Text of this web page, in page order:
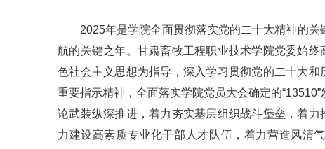
2025年是学院全面贯彻落实党的二十大精神的关
航的关键之年。甘肃畜牧工程职业技术学院党委始
色社会主义思想为指导，深入学习贯彻党的二十大
重要指示精神，全面落实学院党员大会确定的
论武装纵深推进，着力夯实基层组织战斗堡垒，着
力建设高素质专业化干部人才队伍，着力营造风清